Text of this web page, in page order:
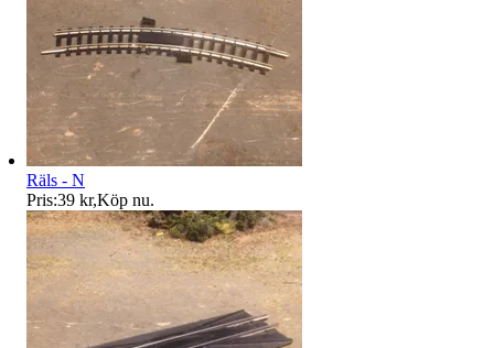
Räls - N
Pris:39 kr,Köp nu.